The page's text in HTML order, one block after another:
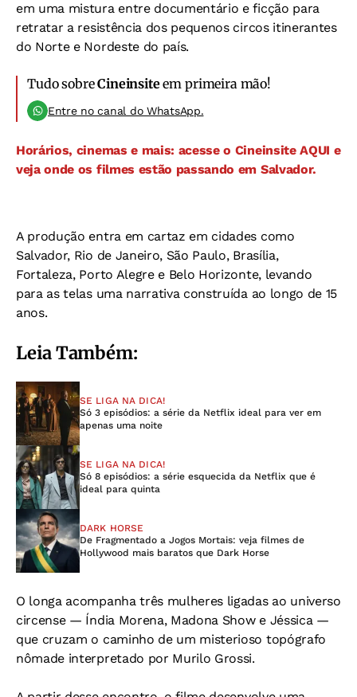
em uma mistura entre documentário e ficção para
retratar a resistência dos pequenos circos itinerantes
do Norte e Nordeste do país.
Tudo sobreCineinsiteem primeira mão!
Entre no canal do WhatsApp.
Horários, cinemas e mais: acesse o Cineinsite AQUI e
veja onde os filmes estão passando em Salvador.
A produção entra em cartaz em cidades como
Salvador, Rio de Janeiro, São Paulo, Brasília,
Fortaleza, Porto Alegre e Belo Horizonte, levando
para as telas uma narrativa construída ao longo de 15
anos.
Leia Também:
SE LIGA NA DICA!
Só 3 episódios: a série da Netflix ideal para ver em
apenas uma noite
SE LIGA NA DICA!
Só 8 episódios: a série esquecida da Netflix que é
ideal para quinta
DARK HORSE
De Fragmentado a Jogos Mortais: veja filmes de
Hollywood mais baratos que Dark Horse
O longa acompanha três mulheres ligadas ao universo
circense — Índia Morena, Madona Show e Jéssica —
que cruzam o caminho de um misterioso topógrafo
nômade interpretado por Murilo Grossi.